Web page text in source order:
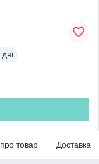
дні
про товар Доставка